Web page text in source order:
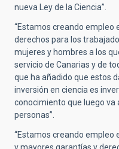
nueva Ley de la Ciencia”.
“Estamos creando empleo
derechos para los
mujeres y hombres a los
servicio de Canarias y de
que ha añadido que estos
inversión en ciencia es
conocimiento que luego va
personas”.
“Estamos creando empleo
y mayores garantías y